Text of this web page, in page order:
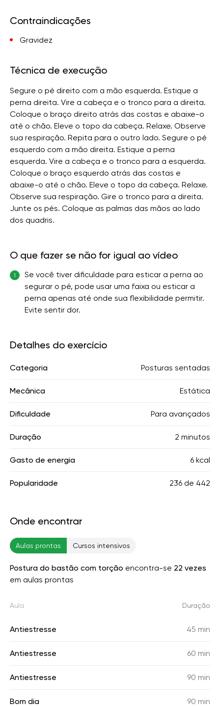
Contraindicações
Gravidez
Técnica de execução
Segure o pé direito com a mão esquerda. Estique a
perna direita. Vire a cabeça e o tronco para a direita.
Coloque o braço direito atrás das costas e abaixe-o
até o chão. Eleve o topo da cabeça. Relaxe. Observe
sua respiração. Repita para o outro lado. Segure o pé
esquerdo com a mão direita. Estique a perna
esquerda. Vire a cabeça e o tronco para a esquerda.
Coloque o braço esquerdo atrás das costas e
abaixe-o até o chão. Eleve o topo da cabeça. Relaxe.
Observe sua respiração. Gire o tronco para a direita.
Junte os pés. Coloque as palmas das mãos ao lado
dos quadris.
O que fazer se não for igual ao vídeo
1
Se você tiver dificuldade para esticar a perna ao
segurar o pé, pode usar uma faixa ou esticar a
perna apenas até onde sua flexibilidade permitir.
Evite sentir dor.
Detalhes do exercício
Categoria Posturas sentadas
Mecânica Estática
Dificuldade Para avançados
Duração 2 minutos
Gasto de energia 6 kcal
Popularidade 236 de 442
Onde encontrar
Aulas prontas Cursos intensivos
Postura do bastão com torção encontra-se 22 vezes
em aulas prontas
Aula Duração
Antiestresse 45 min
Antiestresse 60 min
Antiestresse 90 min
Bom dia 90 min